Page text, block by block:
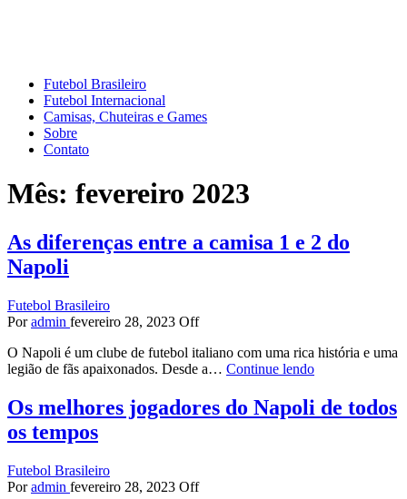
Futebol Brasileiro
Futebol Internacional
Camisas, Chuteiras e Games
Sobre
Contato
Mês: fevereiro 2023
As diferenças entre a camisa 1 e 2 do
Napoli
Futebol Brasileiro
Por admin fevereiro 28, 2023 Off
O Napoli é um clube de futebol italiano com uma rica história e uma
legião de fãs apaixonados. Desde a… Continue lendo
Os melhores jogadores do Napoli de todos
os tempos
Futebol Brasileiro
Por admin fevereiro 28, 2023 Off